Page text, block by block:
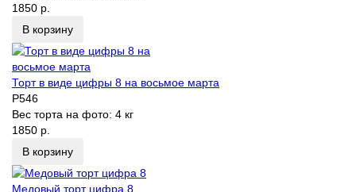
1850 р.
В корзину
Торт в виде цифры 8 на восьмое марта
P546
Вес торта на фото: 4 кг
1850 р.
В корзину
Медовый торт цифра 8